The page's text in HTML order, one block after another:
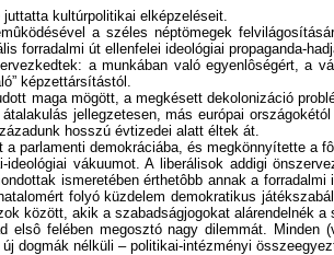
kultúrpolitikai elképzeléseit.
a széles néptömegek
forradalmi út ellenfelei ideológiai propaganda-
a munkában való egyenlôségért, a
képzettársítástól.
maga mögött, a megkésett dekolonizáció
jellegzetesen, más európai
hosszú évtizedei alatt éltek át.
parlamenti demokráciába, és megkönnyítette a
vákuumot. A liberálisok addigi
ismeretében érthetôbb annak a forradalmi
folyó küzdelem demokratikus
között, akik a szabadságjogokat alárendelnék
felében megosztó nagy dilemmát. Minden
dogmák nélküli – politikai-intézményi